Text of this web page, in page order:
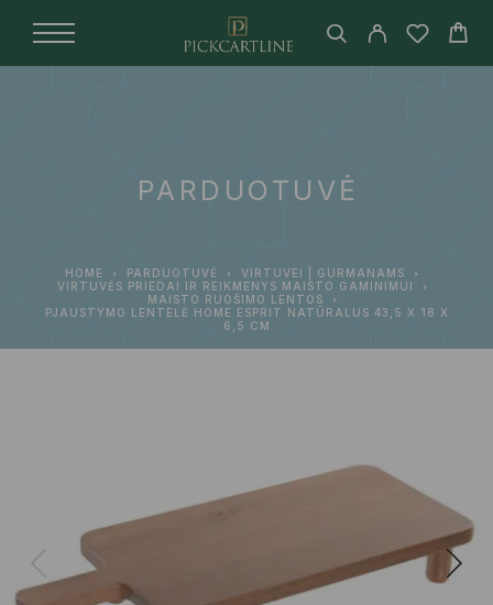
PARDUOTUVĖ
HOME PARDUOTUVĖ
VIRTUVEI | GURMANAMS
VIRTUVĖS PRIEDAI IR REIKMENYS MAISTO GAMINIMUI
MAISTO RUOŠIMO LENTOS
PJAUSTYMO LENTELĖ HOME ESPRIT NATŪRALUS 43,5 X 18 X
6,5 CM